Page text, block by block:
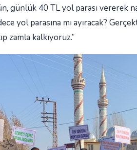
günlük 40 TL yol parası vererek
yol parasına mı ayıracak?
zamla kalkıyoruz.”